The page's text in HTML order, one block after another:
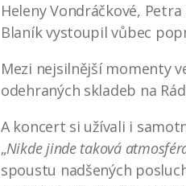
Heleny Vondráčkové,
Blaník vystoupil vůbec
Mezi nejsilnější momenty
odehraných skladeb na
A koncert si užívali i
„Nikde jinde taková
spoustu nadšených